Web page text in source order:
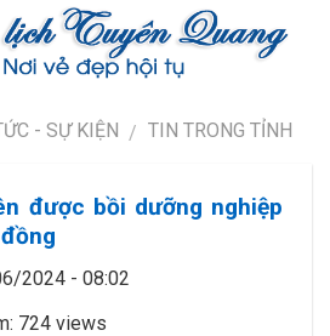
- SỰ KIỆN / TIN TRONG TỈNH
được bồi dưỡng nghiệp
2024 - 08:02
724 views